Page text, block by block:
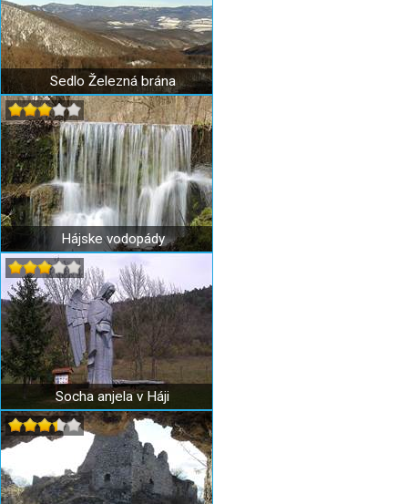
Sedlo Železná brána
Hájske vodopády
Socha anjela v Háji